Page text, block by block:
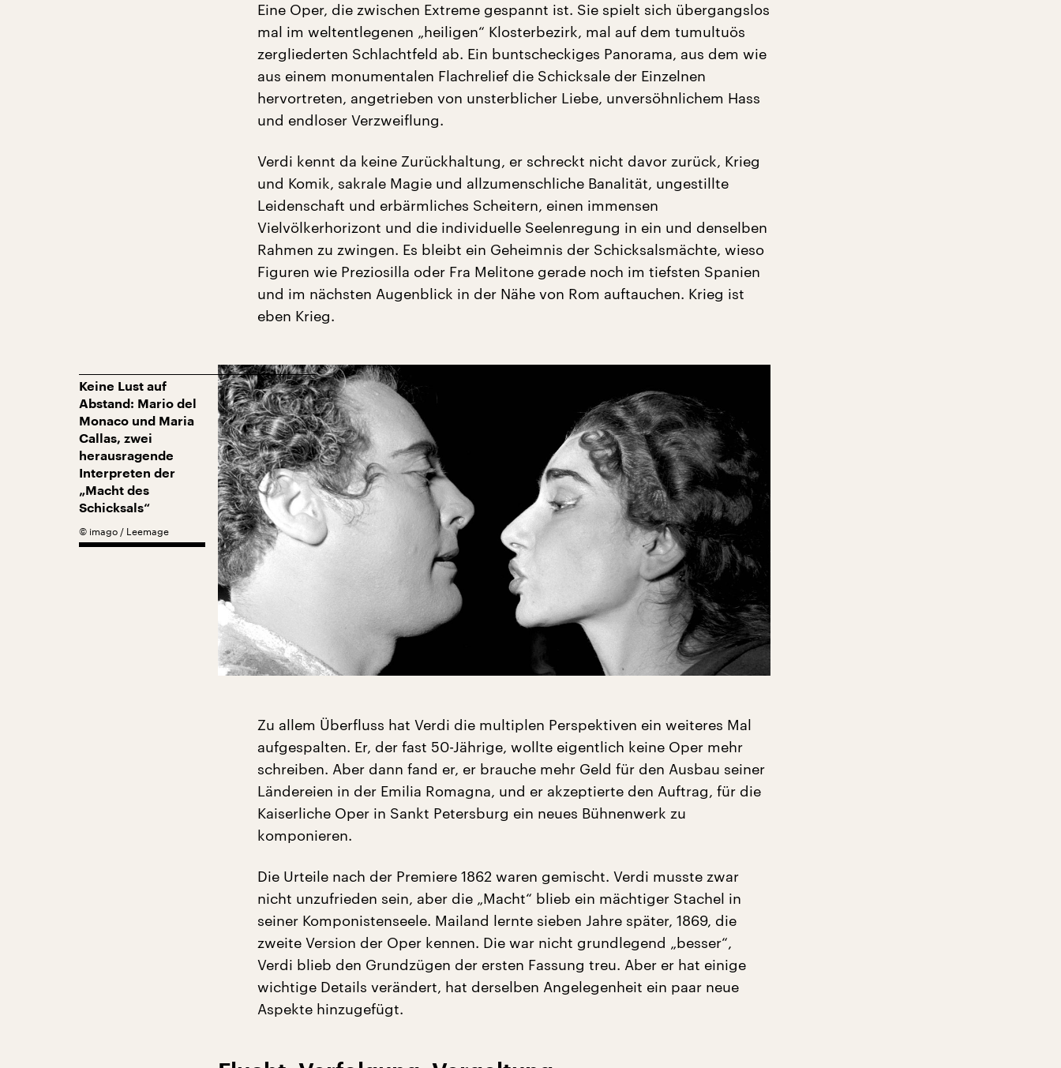
Eine Oper, die zwischen Extreme gespannt ist. Sie spielt sich übergangslos
mal im weltentlegenen „heiligen“ Klosterbezirk, mal auf dem tumultuös
zergliederten Schlachtfeld ab. Ein buntscheckiges Panorama, aus dem wie
aus einem monumentalen Flachrelief die Schicksale der Einzelnen
hervortreten, angetrieben von unsterblicher Liebe, unversöhnlichem Hass
und endloser Verzweiflung.
Verdi kennt da keine Zurückhaltung, er schreckt nicht davor zurück, Krieg
und Komik, sakrale Magie und allzumenschliche Banalität, ungestillte
Leidenschaft und erbärmliches Scheitern, einen immensen
Vielvölkerhorizont und die individuelle Seelenregung in ein und denselben
Rahmen zu zwingen. Es bleibt ein Geheimnis der Schicksalsmächte, wieso
Figuren wie Preziosilla oder Fra Melitone gerade noch im tiefsten Spanien
und im nächsten Augenblick in der Nähe von Rom auftauchen. Krieg ist
eben Krieg.
Keine Lust auf
Abstand: Mario del
Monaco und Maria
Callas, zwei
herausragende
Interpreten der
„Macht des
Schicksals“
© imago / Leemage
Zu allem Überfluss hat Verdi die multiplen Perspektiven ein weiteres Mal
aufgespalten. Er, der fast 50-Jährige, wollte eigentlich keine Oper mehr
schreiben. Aber dann fand er, er brauche mehr Geld für den Ausbau seiner
Ländereien in der Emilia Romagna, und er akzeptierte den Auftrag, für die
Kaiserliche Oper in Sankt Petersburg ein neues Bühnenwerk zu
komponieren.
Die Urteile nach der Premiere 1862 waren gemischt. Verdi musste zwar
nicht unzufrieden sein, aber die „Macht“ blieb ein mächtiger Stachel in
seiner Komponistenseele. Mailand lernte sieben Jahre später, 1869, die
zweite Version der Oper kennen. Die war nicht grundlegend „besser“,
Verdi blieb den Grundzügen der ersten Fassung treu. Aber er hat einige
wichtige Details verändert, hat derselben Angelegenheit ein paar neue
Aspekte hinzugefügt.